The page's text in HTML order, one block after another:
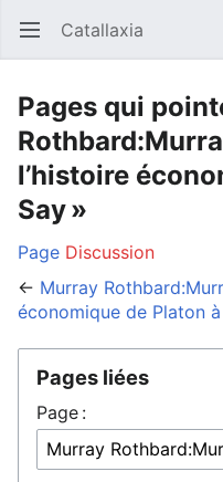
Ouvrir le menu principal Catallaxia
Pages qui
l’histoire
Say »
Page Discussion
← Murray
économique de Platon
Pages liées
Page :